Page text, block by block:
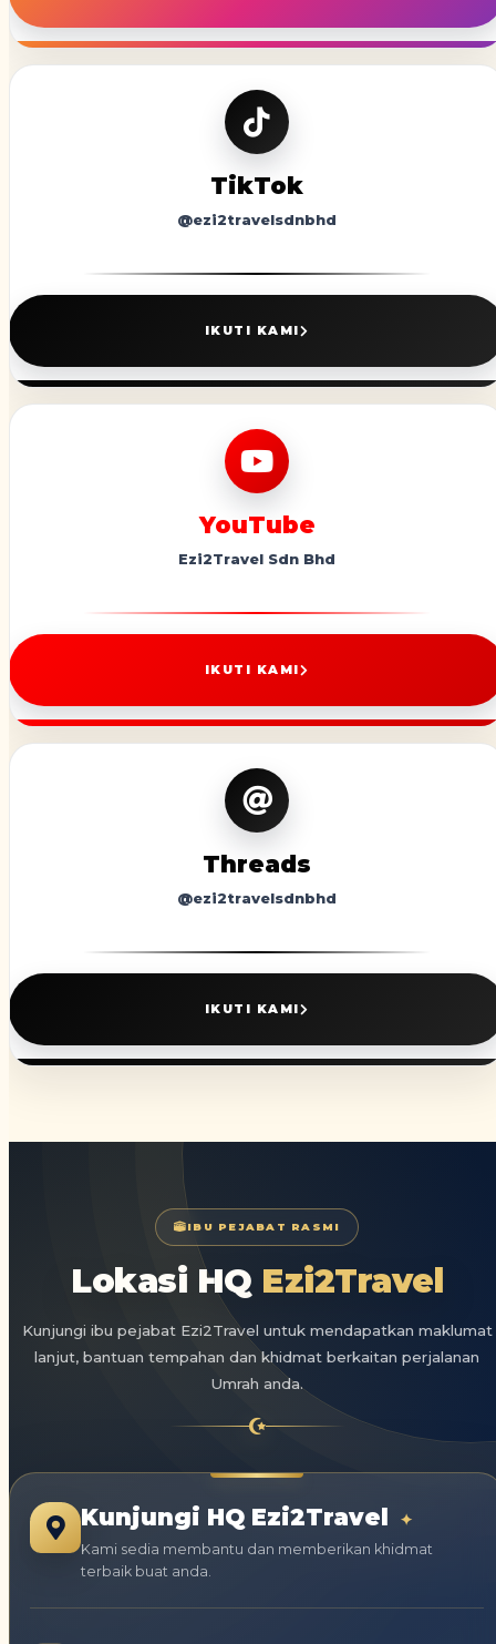
TikTok
@ezi2travelsdnbhd
IKUTI KAMI
YouTube
Ezi2Travel Sdn Bhd
IKUTI KAMI
Threads
@ezi2travelsdnbhd
IKUTI KAMI
IBU PEJABAT RASMI
Lokasi HQ Ezi2Travel
Kunjungi ibu pejabat Ezi2Travel untuk mendapatkan maklumat
lanjut, bantuan tempahan dan khidmat berkaitan perjalanan
Umrah anda.
Kunjungi HQ Ezi2Travel ✦
Kami sedia membantu dan memberikan khidmat
terbaik buat anda.